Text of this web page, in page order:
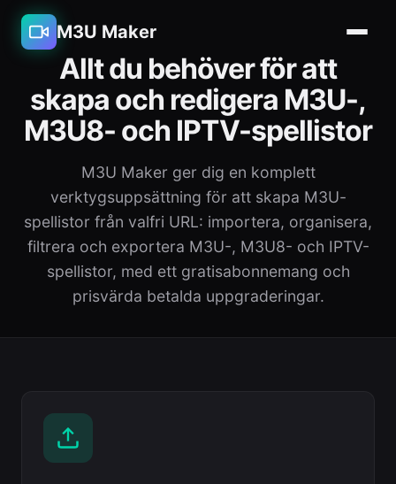
M3U Maker
Allt du behöver för att
skapa och redigera M3U-,
M3U8- och IPTV-spellistor
M3U Maker ger dig en komplett
verktygsuppsättning för att skapa M3U-
spellistor från valfri URL: importera, organisera,
filtrera och exportera M3U-, M3U8- och IPTV-
spellistor, med ett gratisabonnemang och
prisvärda betalda uppgraderingar.